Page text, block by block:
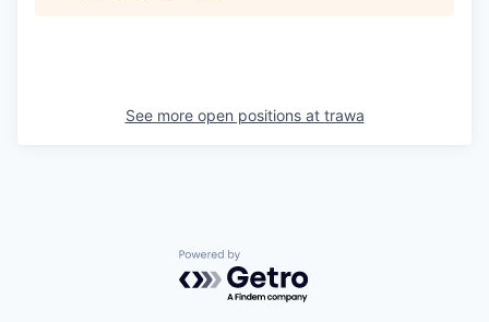
See more open positions at trawa
Powered by Getro.com